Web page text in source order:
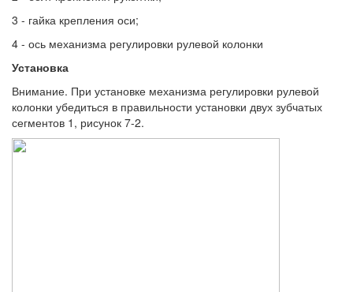
3 - гайка крепления оси;
4 - ось механизма регулировки рулевой колонки
Установка
Внимание. При установке механизма регулировки рулевой
колонки убедиться в правильности установки двух зубчатых
сегментов 1, рисунок 7-2.